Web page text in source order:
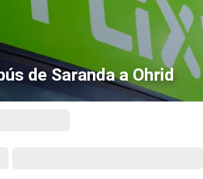
de Saranda a Ohrid